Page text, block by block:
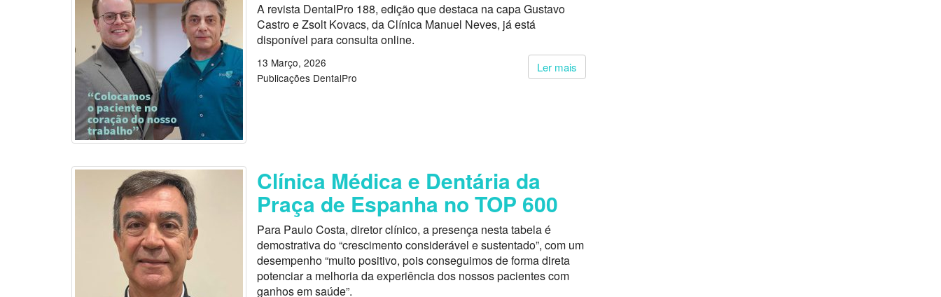
A revista DentalPro 188, edição que destaca na capa Gustavo
Castro e Zsolt Kovacs, da Clínica Manuel Neves, já está
disponível para consulta online.
Ler mais
13 Março, 2026
Publicações DentalPro
Clínica Médica e Dentária da
Praça de Espanha no TOP 600
Para Paulo Costa, diretor clínico, a presença nesta tabela é
demostrativa do “crescimento considerável e sustentado”, com um
desempenho “muito positivo, pois conseguimos de forma direta
potenciar a melhoria da experiência dos nossos pacientes com
ganhos em saúde”.